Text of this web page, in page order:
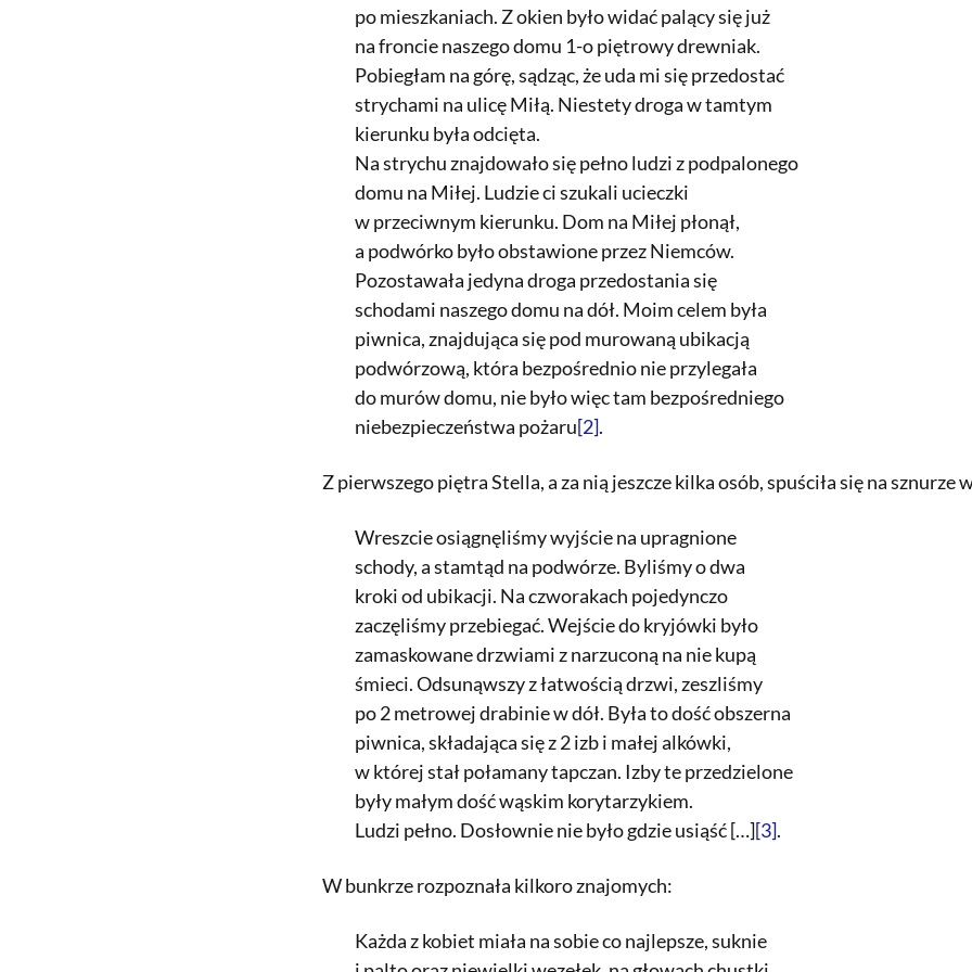
po mieszkaniach. Z okien było widać palący się już
na froncie naszego domu 1-o piętrowy drewniak.
Pobiegłam na górę, sądząc, że uda mi się przedostać
strychami na ulicę Miłą. Niestety droga w tamtym
kierunku była odcięta.
Na strychu znajdowało się pełno ludzi z podpalonego
domu na Miłej. Ludzie ci szukali ucieczki
w przeciwnym kierunku. Dom na Miłej płonął,
a podwórko było obstawione przez Niemców.
Pozostawała jedyna droga przedostania się
schodami naszego domu na dół. Moim celem była
piwnica, znajdująca się pod murowaną ubikacją
podwórzową, która bezpośrednio nie przylegała
do murów domu, nie było więc tam bezpośredniego
niebezpieczeństwa pożaru[2].
Z pierwszego piętra Stella, a za nią jeszcze kilka osób, spuściła się na
Wreszcie osiągnęliśmy wyjście na upragnione
schody, a stamtąd na podwórze. Byliśmy o dwa
kroki od ubikacji. Na czworakach pojedynczo
zaczęliśmy przebiegać. Wejście do kryjówki było
zamaskowane drzwiami z narzuconą na nie kupą
śmieci. Odsunąwszy z łatwością drzwi, zeszliśmy
po 2 metrowej drabinie w dół. Była to dość obszerna
piwnica, składająca się z 2 izb i małej alkówki,
w której stał połamany tapczan. Izby te przedzielone
były małym dość wąskim korytarzykiem.
Ludzi pełno. Dosłownie nie było gdzie usiąść […][3].
W bunkrze rozpoznała kilkoro znajomych:
Każda z kobiet miała na sobie co najlepsze, suknie